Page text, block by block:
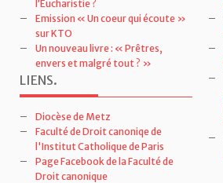
l’Eucharistie ?
Emission « Un coeur qui écoute »
sur KTO
Un nouveau livre : « Prêtres,
envers et malgré tout ? »
LIENS.
Diocèse de Metz
Faculté de Droit canoniqe de
l'Institut Catholique de Paris
Page Facebook de la Faculté de
Droit canonique